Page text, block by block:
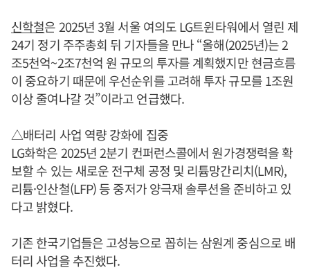
신학철은 2025년 3월 서울 여의도 LG트윈타워에서 열린 제
24기 정기 주주총회 뒤 기자들을 만나 “올해(2025년)는 2
조5천억~2조7천억 원 규모의 투자를 계획했지만 현금흐름
이 중요하기 때문에 우선순위를 고려해 투자 규모를 1조원
이상 줄여나갈 것”이라고 언급했다.
△배터리 사업 역량 강화에 집중
LG화학은 2025년 2분기 컨퍼런스콜에서 원가경쟁력을 확
보할 수 있는 새로운 전구체 공정 및 리튬망간리치(LMR),
리튬·인산철(LFP) 등 중저가 양극재 솔루션을 준비하고 있
다고 밝혔다.
기존 한국기업들은 고성능으로 꼽히는 삼원계 중심으로 배
터리 사업을 추진했다.